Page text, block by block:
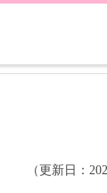
（更新日：